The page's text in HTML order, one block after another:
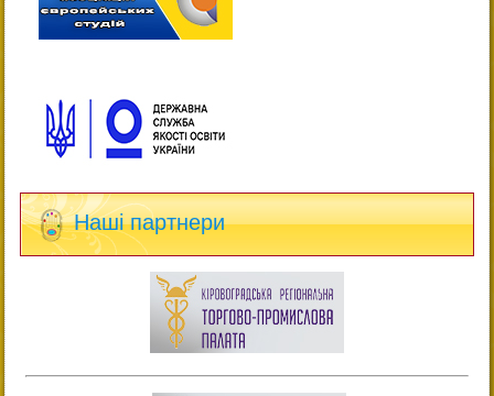
Наші партнери